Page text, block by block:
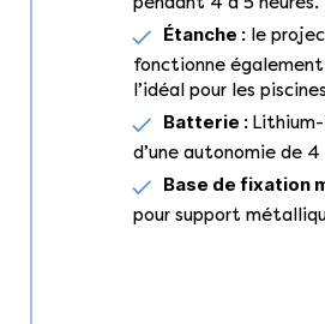
Étanche : le
fonctionne également
l’idéal pour les
Batterie :
d’une autonomie de 4
Base de fixation
pour support